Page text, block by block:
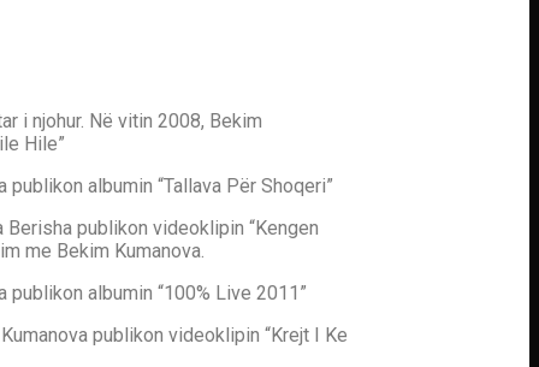
i njohur. Në vitin 2008, Bekim
Hile”
albumin “Tallava Për Shoqeri”
publikon videoklipin “Kengen
me Bekim Kumanova.
albumin “100% Live 2011”
publikon videoklipin “Krejt I Ke